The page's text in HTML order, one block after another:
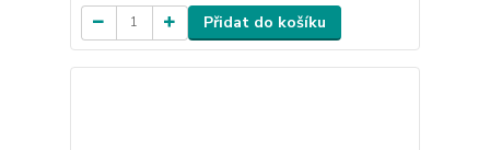
Přidat do košíku